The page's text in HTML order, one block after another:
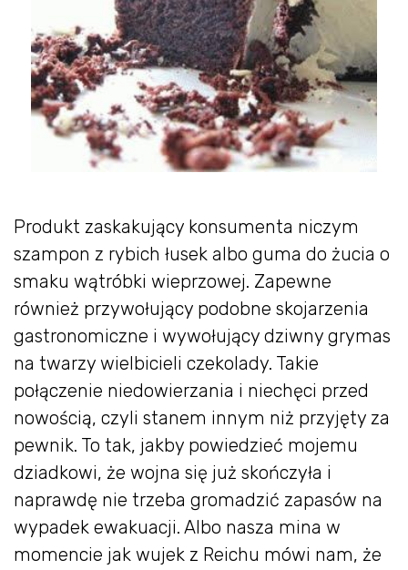
Produkt zaskakujący konsumenta niczym
szampon z rybich łusek albo guma do żucia o
smaku wątróbki wieprzowej. Zapewne
również przywołujący podobne skojarzenia
gastronomiczne i wywołujący dziwny grymas
na twarzy wielbicieli czekolady. Takie
połączenie niedowierzania i niechęci przed
nowością, czyli stanem innym niż przyjęty za
pewnik. To tak, jakby powiedzieć mojemu
dziadkowi, że wojna się już skończyła i
naprawdę nie trzeba gromadzić zapasów na
wypadek ewakuacji. Albo nasza mina w
momencie jak wujek z Reichu mówi nam, że